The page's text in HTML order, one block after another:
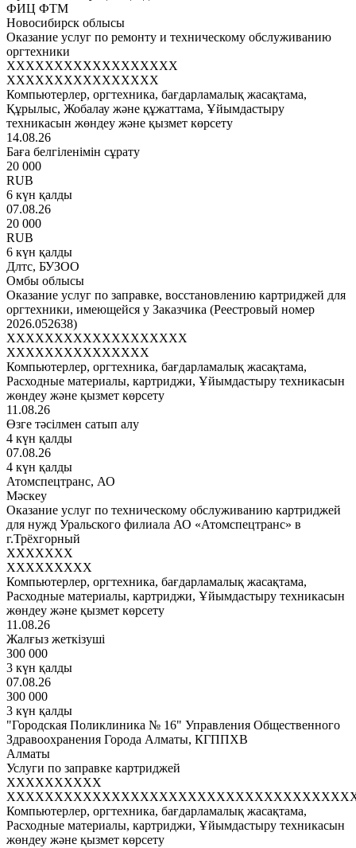
ФИЦ ФТМ
Новосибирск облысы
Оказание услуг по ремонту и техническому обслуживанию
оргтехники
XXXXXXXXXXXXXXXXXX
XXXXXXXXXXXXXXXX
Компьютерлер, оргтехника, бағдарламалық жасақтама,
Құрылыс, Жобалау және құжаттама, Ұйымдастыру
техникасын жөндеу және қызмет көрсету
14.08.26
Баға белгіленімін сұрату
20 000
RUB
6 күн қалды
07.08.26
20 000
RUB
6 күн қалды
Длтс, БУЗОО
Омбы облысы
Оказание услуг по заправке, восстановлению картриджей для
оргтехники, имеющейся у Заказчика (Реестровый номер
2026.052638)
XXXXXXXXXXXXXXXXXXX
XXXXXXXXXXXXXXX
Компьютерлер, оргтехника, бағдарламалық жасақтама,
Расходные материалы, картриджи, Ұйымдастыру техникасын
жөндеу және қызмет көрсету
11.08.26
Өзге тәсілмен сатып алу
4 күн қалды
07.08.26
4 күн қалды
Атомспецтранс, АО
Мәскеу
Оказание услуг по техническому обслуживанию картриджей
для нужд Уральского филиала АО «Атомспецтранс» в
г.Трёхгорный
XXXXXXX
XXXXXXXXX
Компьютерлер, оргтехника, бағдарламалық жасақтама,
Расходные материалы, картриджи, Ұйымдастыру техникасын
жөндеу және қызмет көрсету
11.08.26
Жалғыз жеткізуші
300 000
3 күн қалды
07.08.26
300 000
3 күн қалды
"Городская Поликлиника № 16" Управления Общественного
Здравоохранения Города Алматы, КГППХВ
Алматы
Услуги по заправке картриджей
XXXXXXXXXX
Компьютерлер, оргтехника, бағдарламалық жасақтама,
Расходные материалы, картриджи, Ұйымдастыру техникасын
жөндеу және қызмет көрсету